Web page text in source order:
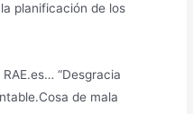
planificación de los
“Desgracia
de mala